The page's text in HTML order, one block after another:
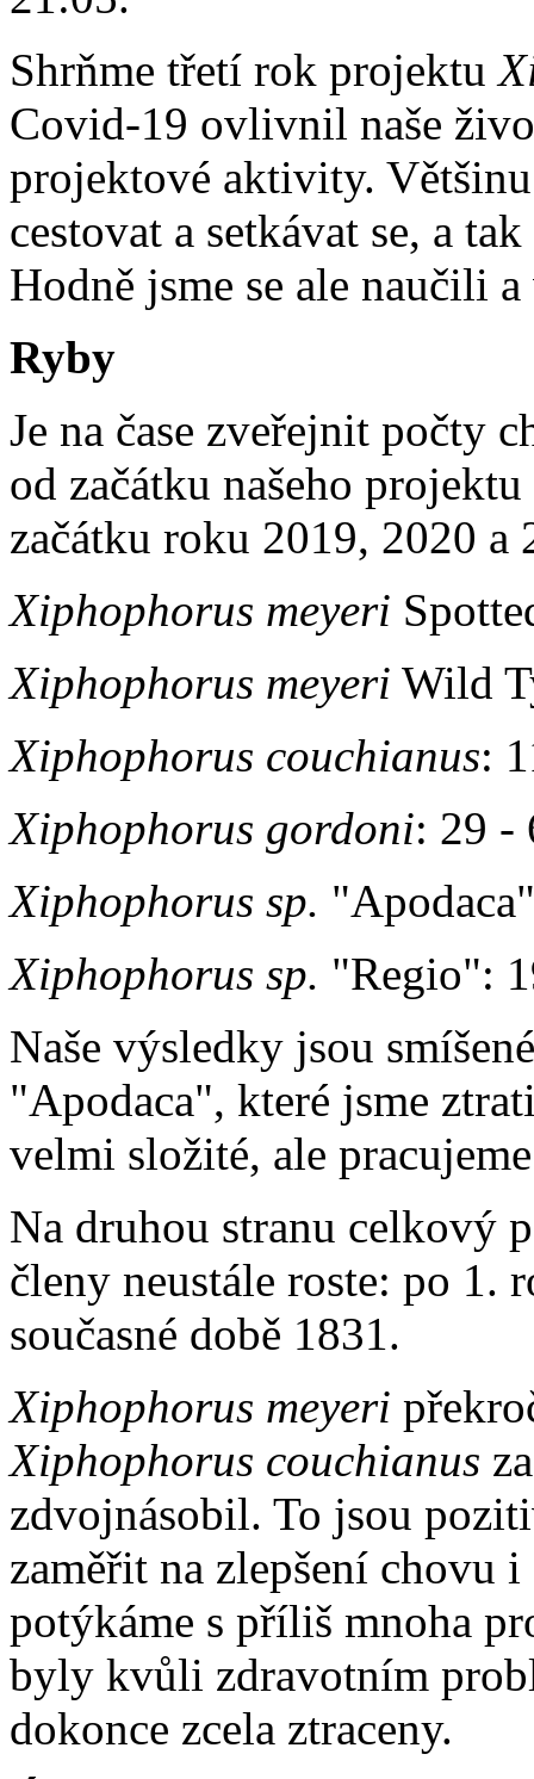
Shrňme třetí rok projektu
Covid-19 ovlivnil naše
projektové aktivity.
cestovat a setkávat se, a
Hodně jsme se ale naučili
Ryby
Je na čase zveřejnit počty
od začátku našeho
začátku roku 2019, 2020 a
Xiphophorus meyeri
Xiphophorus meyeri Wild
Xiphophorus couchianus:
Xiphophorus gordoni: 29 -
Xiphophorus sp.
Xiphophorus sp. "Regio":
Naše výsledky jsou
"Apodaca", které jsme
velmi složité, ale
Na druhou stranu celkový
členy neustále roste: po 1.
současné době 1831.
Xiphophorus meyeri
Xiphophorus couchianus
zdvojnásobil. To jsou
zaměřit na zlepšení chovu
potýkáme s příliš mnoha
byly kvůli zdravotním
dokonce zcela ztraceny.